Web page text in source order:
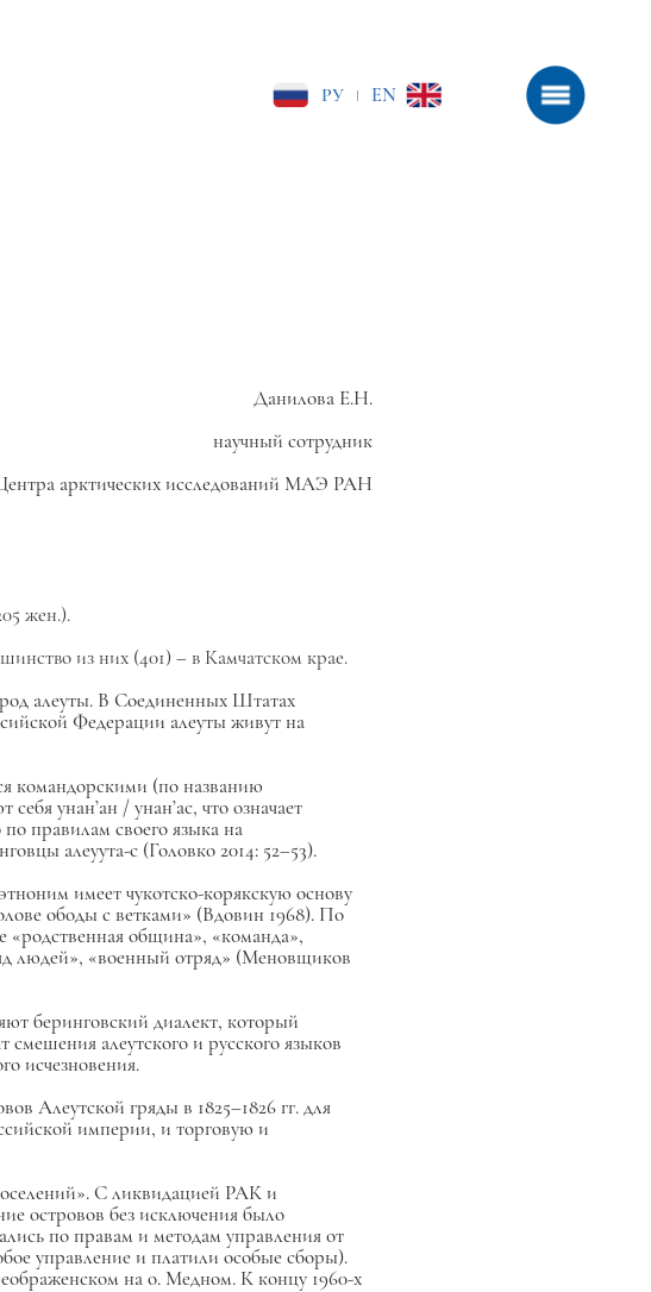
РУ EN
Данилова Е.Н.
научный сотрудник
арктических исследований МАЭ РАН
жен.).
из них (401) – в Камчатском крае.
алеуты. В Соединенных Штатах
Федерации алеуты живут на
командорскими (по названию
унан’ан / унан’ас, что означает
правилам своего языка на
алеуута-с (Головко 2014: 52–53).
имеет чукотско-корякскую основу
ободы с ветками» (Вдовин 1968). По
«родственная община», «команда»,
людей», «военный отряд» (Меновщиков
беринговский диалект, который
смешения алеутского и русского языков
исчезновения.
Алеутской гряды в 1825–1826 гг. для
империи, и торговую и
С ликвидацией РАК и
островов без исключения было
по правам и методам управления от
управление и платили особые сборы).
на о. Медном. К концу 1960-х